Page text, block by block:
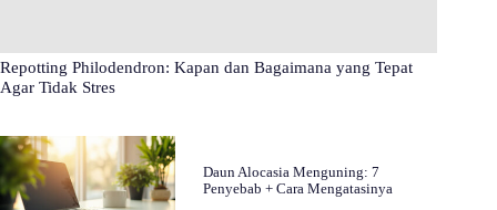
Repotting Philodendron: Kapan dan Bagaimana yang Tepat
Agar Tidak Stres
Daun Alocasia Menguning: 7
Penyebab + Cara Mengatasinya